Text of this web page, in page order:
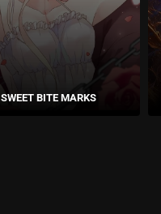
SWEET BITE MARKS